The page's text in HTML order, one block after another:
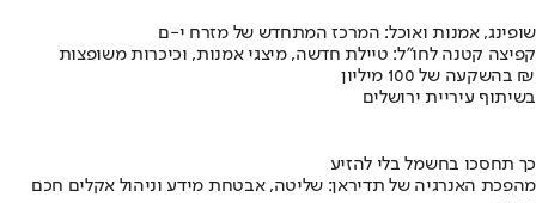
שופינג, אמנות ואוכל: המרכז המתחדש של מזרח י-ם
קפיצה קטנה לחו"ל: טיילת חדשה, מיצגי אמנות, וכיכרות משופצות
בהשקעה של 100 מיליון ₪
בשיתוף עיריית ירושלים
כך תחסכו בחשמל בלי להזיע
מהפכת האנרגיה של תדיראן: שליטה, אבטחת מידע וניהול אקלים חכם